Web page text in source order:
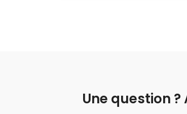
Une question